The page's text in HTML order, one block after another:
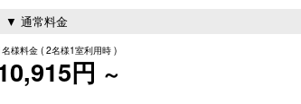
▼ 通常料金
名様料金 ( 2名様1室利用時 )
円 ～